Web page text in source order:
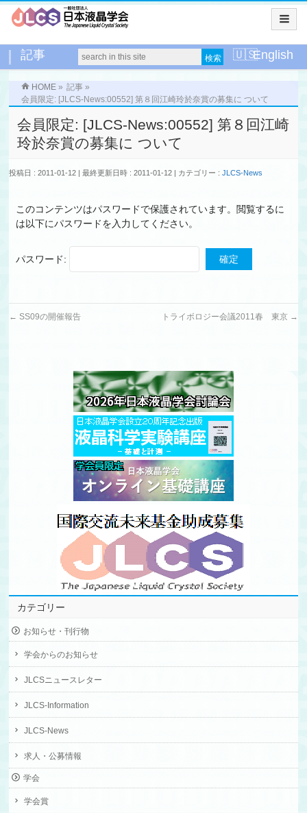
記事 English
HOME » 記事 »
会員限定: [JLCS-News:00552] 第８回江崎玲於奈賞の募集に ついて
会員限定: [JLCS-News:00552] 第８回江崎
玲於奈賞の募集に ついて
投稿日 : 2011-01-12 最終更新日時 : 2011-01-12 カテゴリー :JLCS-News
このコンテンツはパスワードで保護されています。閲覧するに
は以下にパスワードを入力してください。
パスワード:
← SS09の開催報告 トライボロジー会議2011春 東京 →
カテゴリー
お知らせ・刊行物
学会からのお知らせ
JLCSニュースレター
JLCS-Information
JLCS-News
求人・公募情報
学会
学会賞